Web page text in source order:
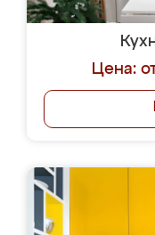
Цена: